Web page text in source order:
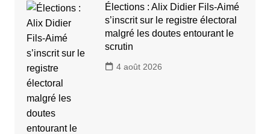
Élections : Alix Didier Fils-Aimé
s’inscrit sur le registre électoral
malgré les doutes entourant le
scrutin
4 août 2026